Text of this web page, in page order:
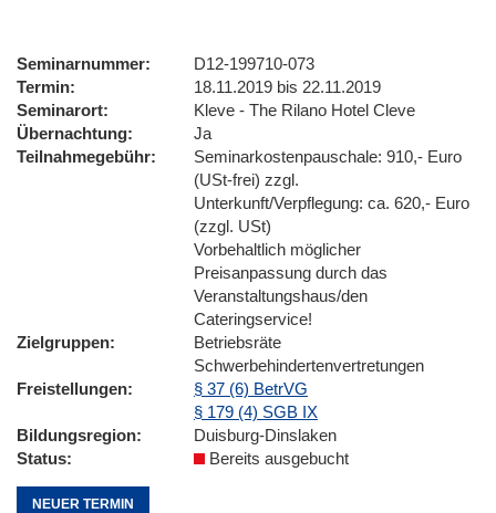
Seminarnummer
D12-199710-073
Termin
18.11.2019 bis 22.11.2019
Seminarort
Kleve - The Rilano Hotel Cleve
Übernachtung
Ja
Teilnahmegebühr
Seminarkostenpauschale: 910,- Euro
(USt-frei) zzgl.
Unterkunft/Verpflegung: ca. 620,- Euro
(zzgl. USt)
Vorbehaltlich möglicher
Preisanpassung durch das
Veranstaltungshaus/den
Cateringservice!
Zielgruppen
Betriebsräte
Schwerbehindertenvertretungen
Freistellungen
§ 37 (6) BetrVG
§ 179 (4) SGB IX
Bildungsregion
Duisburg-Dinslaken
Status
Bereits ausgebucht
NEUER TERMIN